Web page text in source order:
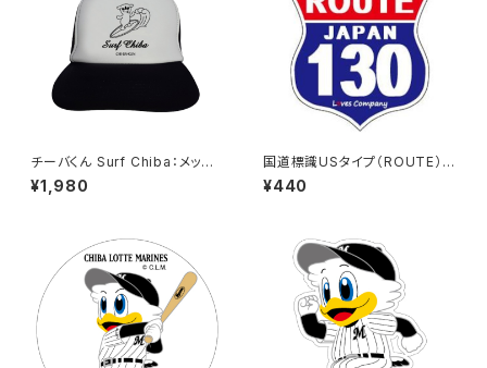
チーバくん Surf Chiba：メッシ
ュキャップ（Bホワイト）
¥1,980
国道標識USタイプ（ROUTE）ス
テッカー 130号線
¥440